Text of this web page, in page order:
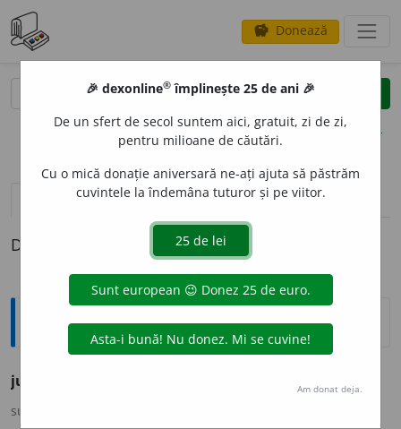
savings Donează
clear
opțiuni
definiții (1) pronunțievolume_up (50)
Definiția cu ID-ul 1328099:
Ortografice DOOM
jur
sursa:
🎉 dexonline® împlinește 25 de ani 🎉
De un sfert de secol suntem aici, gratuit, zi de zi,
pentru milioane de căutări.
Cu o mică donație aniversară ne-ați ajuta să păstrăm
cuvintele la îndemâna tuturor și pe viitor.
Am donat deja.